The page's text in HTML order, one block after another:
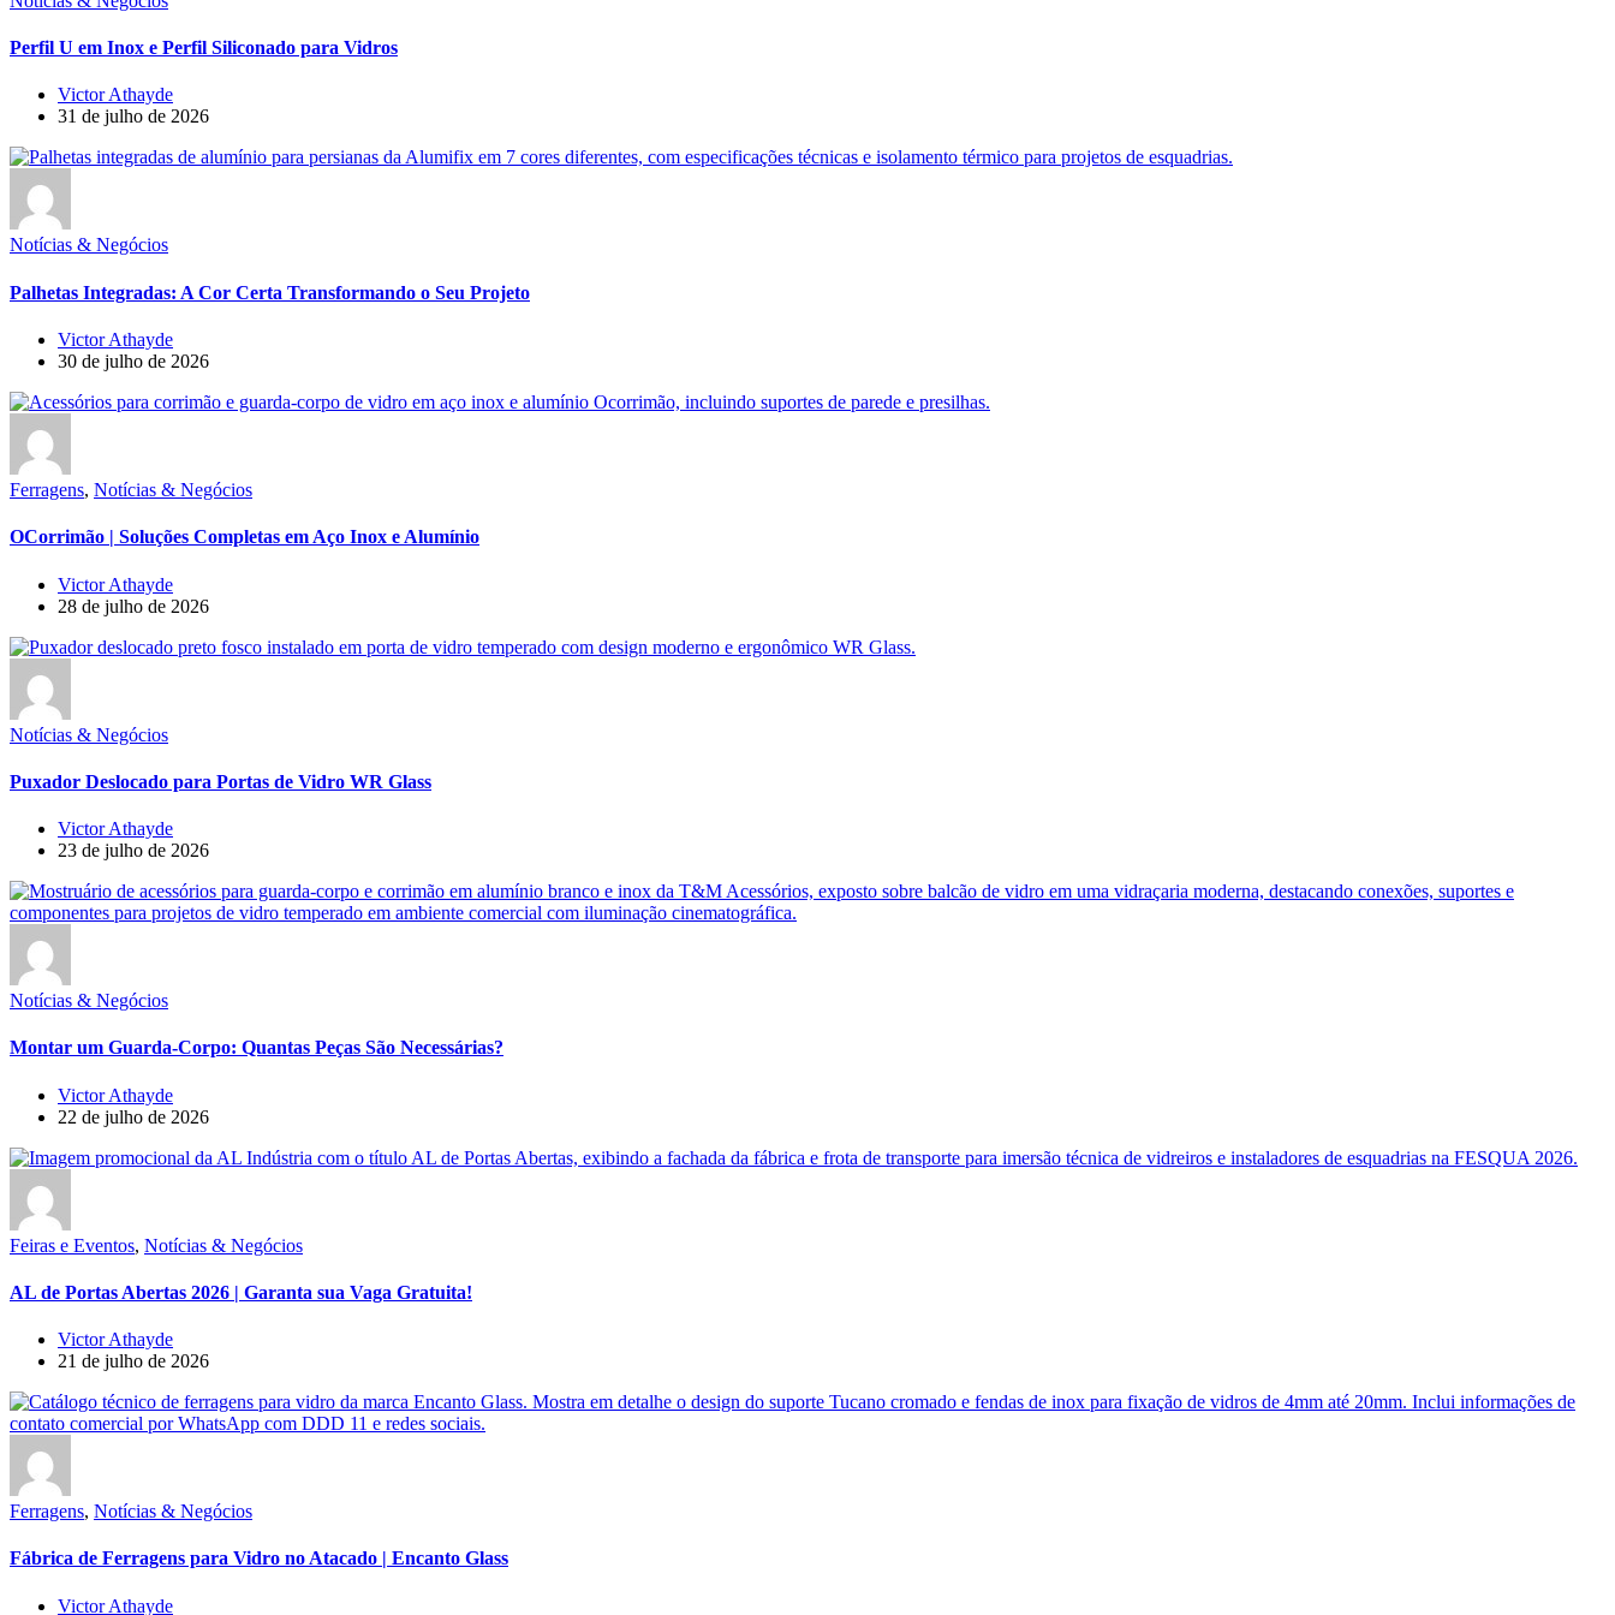
Perfil U em Inox e Perfil Siliconado para Vidros
Victor Athayde
31 de julho de 2026
Notícias & Negócios
Palhetas Integradas: A Cor Certa Transformando o Seu Projeto
Victor Athayde
30 de julho de 2026
Ferragens, Notícias & Negócios
OCorrimão | Soluções Completas em Aço Inox e Alumínio
Victor Athayde
28 de julho de 2026
Notícias & Negócios
Puxador Deslocado para Portas de Vidro WR Glass
Victor Athayde
23 de julho de 2026
Notícias & Negócios
Montar um Guarda-Corpo: Quantas Peças São Necessárias?
Victor Athayde
22 de julho de 2026
Feiras e Eventos, Notícias & Negócios
AL de Portas Abertas 2026 | Garanta sua Vaga Gratuita!
Victor Athayde
21 de julho de 2026
Ferragens, Notícias & Negócios
Fábrica de Ferragens para Vidro no Atacado | Encanto Glass
Victor Athayde